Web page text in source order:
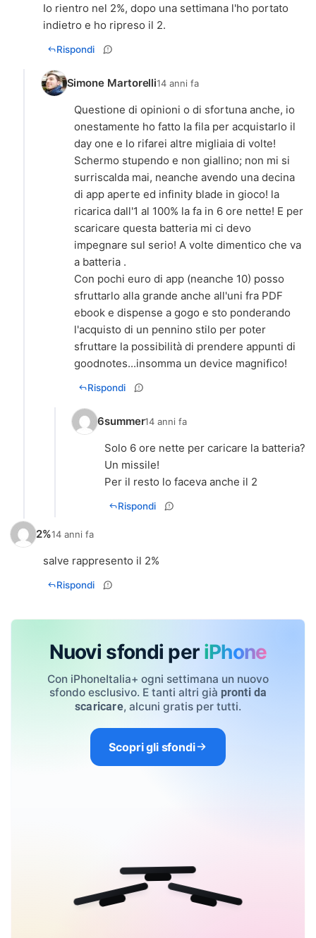
Io rientro nel 2%, dopo una settimana l'ho portato
indietro e ho ripreso il 2.
Rispondi
Simone Martorelli14 anni fa
Questione di opinioni o di sfortuna anche, io
onestamente ho fatto la fila per acquistarlo il
day one e lo rifarei altre migliaia di volte!
Schermo stupendo e non giallino; non mi si
surriscalda mai, neanche avendo una decina
di app aperte ed infinity blade in gioco! la
ricarica dall'1 al 100% la fa in 6 ore nette! E per
scaricare questa batteria mi ci devo
impegnare sul serio! A volte dimentico che va
a batteria .
Con pochi euro di app (neanche 10) posso
sfruttarlo alla grande anche all'uni fra PDF
ebook e dispense a gogo e sto ponderando
l'acquisto di un pennino stilo per poter
sfruttare la possibilità di prendere appunti di
goodnotes...insomma un device magnifico!
Rispondi
6summer14 anni fa
Solo 6 ore nette per caricare la batteria?
Un missile!
Per il resto lo faceva anche il 2
Rispondi
2%14 anni fa
salve rappresento il 2%
Rispondi
Nuovi sfondi per iPhone
Con iPhoneItalia+ ogni settimana un nuovo
sfondo esclusivo. E tanti altri già pronti da
scaricare, alcuni gratis per tutti.
Scopri gli sfondi